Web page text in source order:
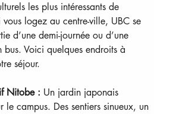
les plus intéressants de
logez au centre-ville, UBC se
d’une demi-journée ou d’une
bus. Voici quelques endroits à
séjour.
Nitobe : Un jardin japonais
le campus. Des sentiers sinueux, un